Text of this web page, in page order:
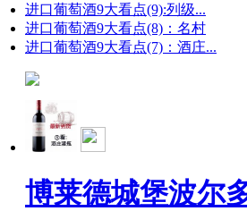
进口葡萄酒9大看点(9):列级...
进口葡萄酒9大看点(8)：名村
进口葡萄酒9大看点(7)：酒庄...
博莱德城堡波尔